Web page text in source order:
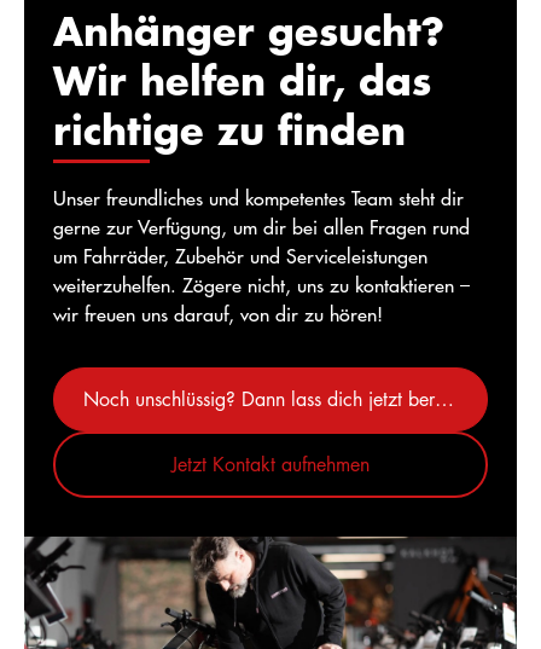
Anhänger gesucht?
Wir helfen dir, das
richtige zu finden
Unser freundliches und kompetentes Team steht dir
gerne zur Verfügung, um dir bei allen Fragen rund
um Fahrräder, Zubehör und Serviceleistungen
weiterzuhelfen. Zögere nicht, uns zu kontaktieren –
wir freuen uns darauf, von dir zu hören!
Noch unschlüssig? Dann lass dich jetzt beraten
Jetzt Kontakt aufnehmen